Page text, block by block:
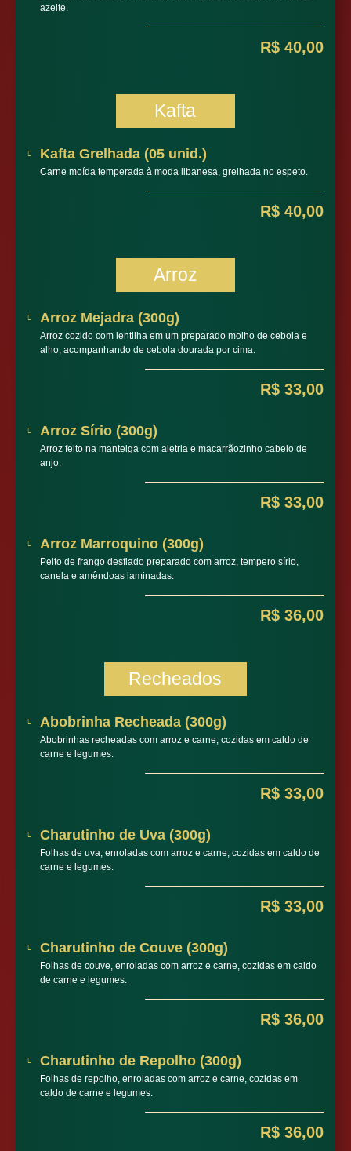
azeite.
R$ 40,00
Kafta
Kafta Grelhada (05 unid.)
Carne moída temperada à moda libanesa, grelhada no espeto.
R$ 40,00
Arroz
Arroz Mejadra (300g)
Arroz cozido com lentilha em um preparado molho de cebola e
alho, acompanhando de cebola dourada por cima.
R$ 33,00
Arroz Sírio (300g)
Arroz feito na manteiga com aletria e macarrãozinho cabelo de
anjo.
R$ 33,00
Arroz Marroquino (300g)
Peito de frango desfiado preparado com arroz, tempero sírio,
canela e amêndoas laminadas.
R$ 36,00
Recheados
Abobrinha Recheada (300g)
Abobrinhas recheadas com arroz e carne, cozidas em caldo de
carne e legumes.
R$ 33,00
Charutinho de Uva (300g)
Folhas de uva, enroladas com arroz e carne, cozidas em caldo de
carne e legumes.
R$ 33,00
Charutinho de Couve (300g)
Folhas de couve, enroladas com arroz e carne, cozidas em caldo
de carne e legumes.
R$ 36,00
Charutinho de Repolho (300g)
Folhas de repolho, enroladas com arroz e carne, cozidas em
caldo de carne e legumes.
R$ 36,00